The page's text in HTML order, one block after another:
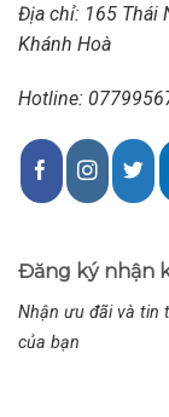
Địa chỉ: 165 Thái
Khánh Hoà
Hotline:
Đăng ký nhận
Nhận ưu đãi và tin
của bạn